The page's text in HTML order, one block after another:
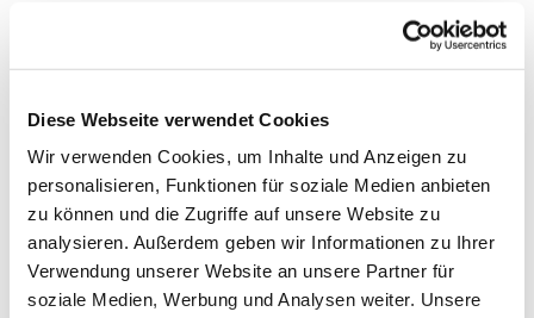
Diese Webseite verwendet Cookies
Wir verwenden Cookies, um Inhalte und Anzeigen zu
personalisieren, Funktionen für soziale Medien anbieten
zu können und die Zugriffe auf unsere Website zu
analysieren. Außerdem geben wir Informationen zu Ihrer
Verwendung unserer Website an unsere Partner für
soziale Medien, Werbung und Analysen weiter. Unsere